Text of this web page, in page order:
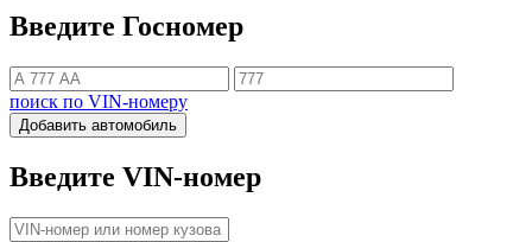
Введите Госномер
поиск по VIN-номеру
Добавить автомобиль
Введите VIN-номер